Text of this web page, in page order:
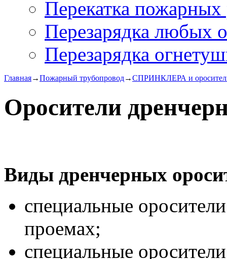
Перекатка пожарных
Перезарядка любых
Перезарядка
Главная→Пожарный трубопровод→СПРИНКЛЕРА и
Оросители
Виды дренчерных
специальные
проемах;
специальные